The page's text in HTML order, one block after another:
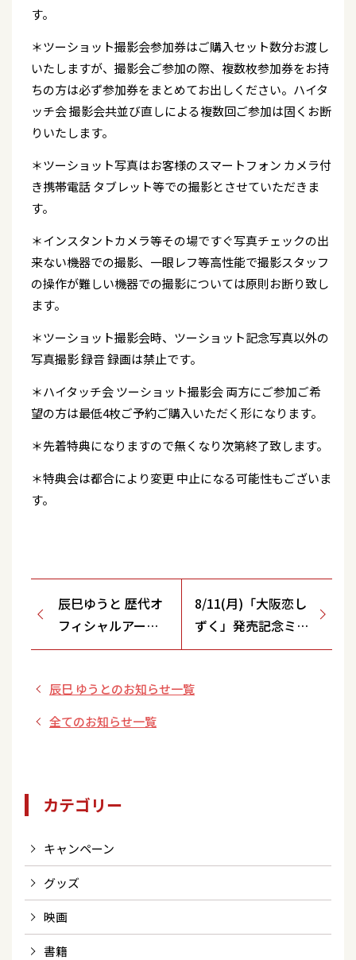
す。
＊ツーショット撮影会参加券はご購入セット数分お渡し
いたしますが、撮影会ご参加の際、複数枚参加券をお持
ちの方は必ず参加券をまとめてお出しください。ハイタ
ッチ会 撮影会共並び直しによる複数回ご参加は固くお断
りいたします。
＊ツーショット写真はお客様のスマートフォン カメラ付
き携帯電話 タブレット等での撮影とさせていただきま
す。
＊インスタントカメラ等その場ですぐ写真チェックの出
来ない機器での撮影、一眼レフ等高性能で撮影スタッフ
の操作が難しい機器での撮影については原則お断り致し
ます。
＊ツーショット撮影会時、ツーショット記念写真以外の
写真撮影 録音 録画は禁止です。
＊ハイタッチ会 ツーショット撮影会 両方にご参加ご希
望の方は最低4枚ご予約ご購入いただく形になります。
＊先着特典になりますので無くなり次第終了致します。
＊特典会は都合により変更 中止になる可能性もございま
す。
辰巳ゆうと 歴代オ
フィシャルアーテ
ィスト写真ブロマ
ール（第2弾）のご
案内！
8/11(月)「大阪恋し
ずく」発売記念ミニ
ステージ＆特典会
ョッピングモール
辰巳 ゆうとのお知らせ一覧
全てのお知らせ一覧
カテゴリー
キャンペーン
グッズ
映画
書籍